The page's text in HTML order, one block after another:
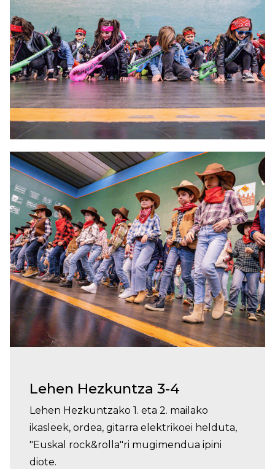
Lehen Hezkuntza 3-4
Lehen Hezkuntzako 1. eta 2. mailako
ikasleek, ordea, gitarra elektrikoei helduta,
"Euskal rock&rolla"ri mugimendua ipini
diote.